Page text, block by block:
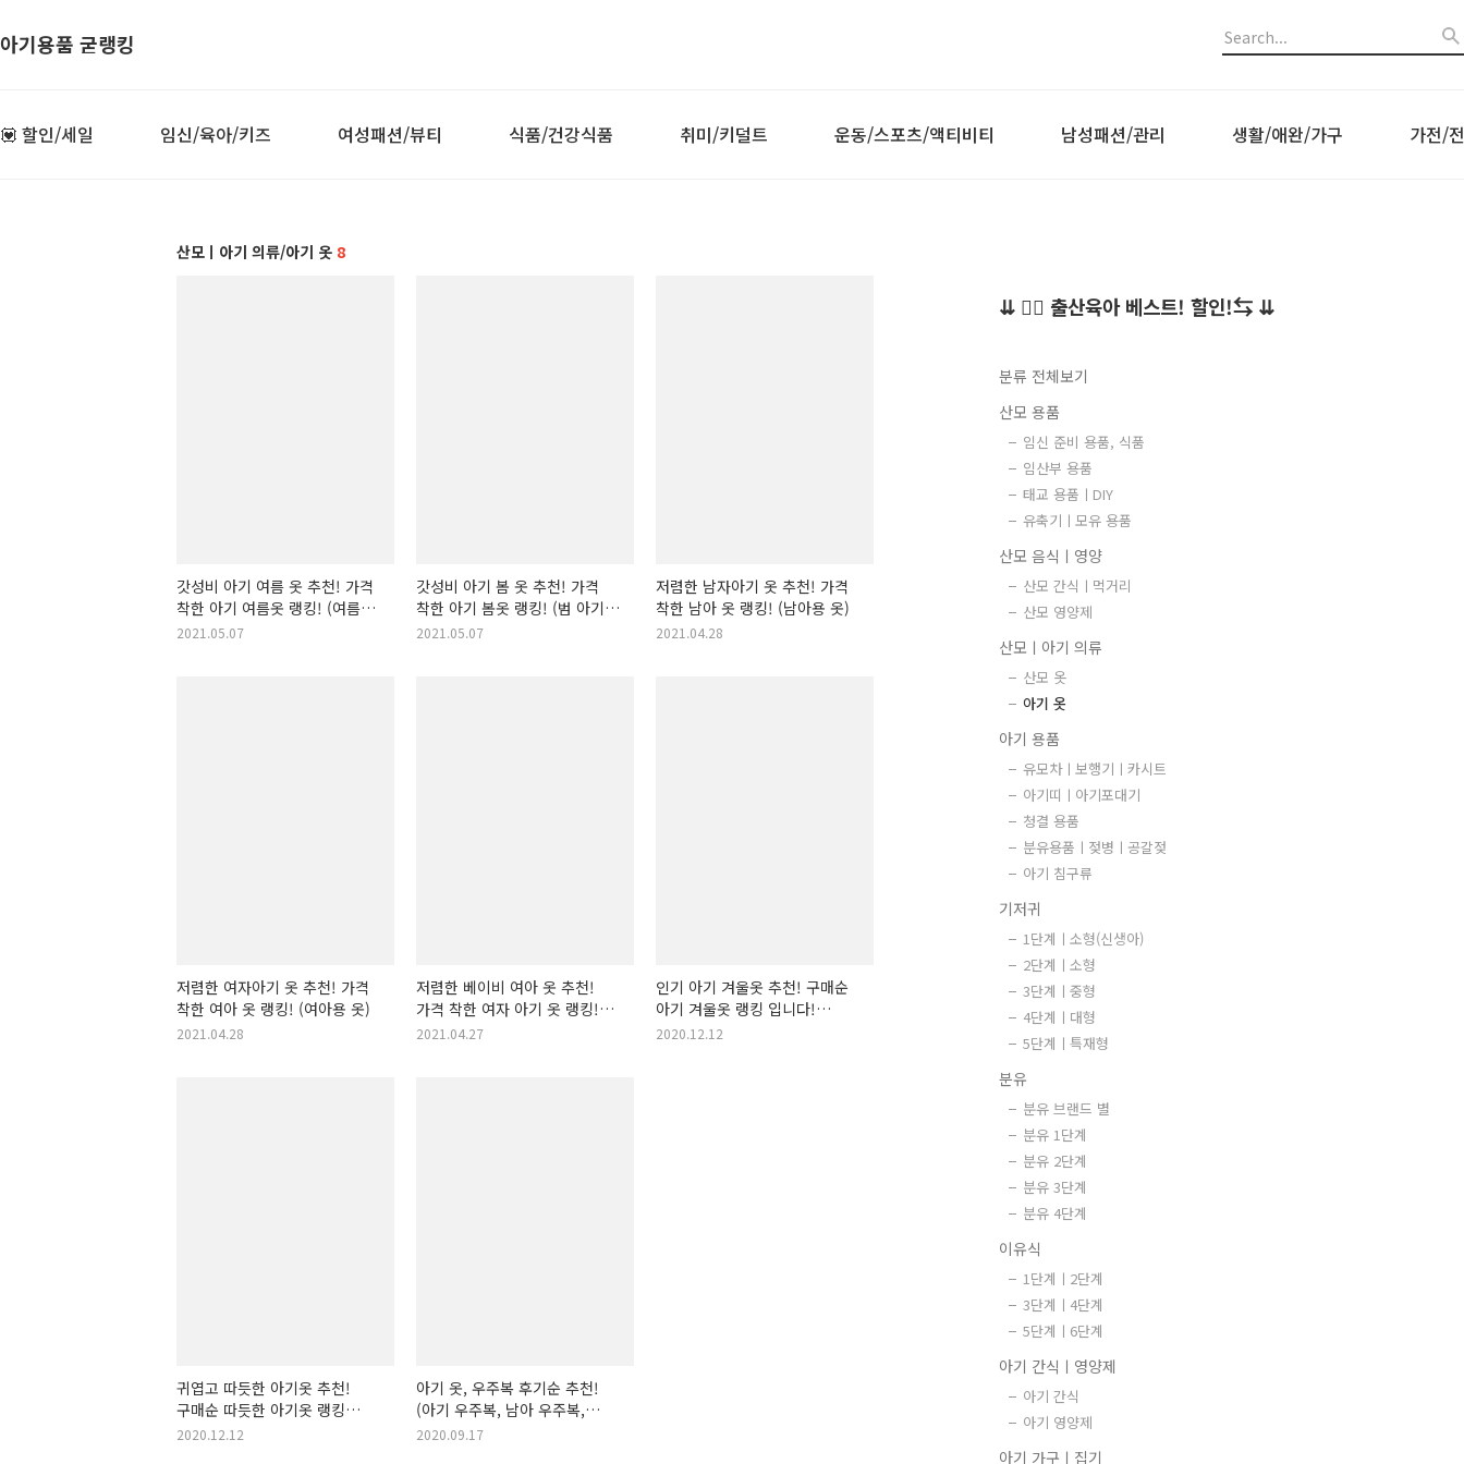
아기용품 굳랭킹
💟 할인/세일 임신/육아/키즈 여성패션/뷰티 식품/건강식품 취미/키덜트 운동/스포츠/액티비티 남성패션/관리 생활/애완/가구 가전/
산모ㅣ아기 의류/아기 옷 8
갓성비 아기 여름 옷 추천! 가격
착한 아기 여름옷 랭킹! (여름
아기 옷)
2021.05.07
갓성비 아기 봄 옷 추천! 가격
착한 아기 봄옷 랭킹! (범 아기
옷)
2021.05.07
저렴한 남자아기 옷 추천! 가격
착한 남아 옷 랭킹! (남아용 옷)
2021.04.28
저렴한 여자아기 옷 추천! 가격
착한 여아 옷 랭킹! (여아용 옷)
2021.04.28
저렴한 베이비 여아 옷 추천!
가격 착한 여자 아기 옷 랭킹!
(아가옷)
2021.04.27
인기 아기 겨울옷 추천! 구매순
아기 겨울옷 랭킹 입니다!
(아기겨울옷, 아기옷, 겨울
2020.12.12
귀엽고 따듯한 아기옷 추천!
구매순 따듯한 아기옷 랭킹
입니다! (아기옷 추천, 겨울
2020.12.12
아기 옷, 우주복 후기순 추천!
(아기 우주복, 남아 우주복,
남아우주복, 아기우주복, 여아
2020.09.17
⇊ 👍🏻 출산육아 베스트! 할인!⇆ ⇊
분류 전체보기
산모 용품
임신 준비 용품, 식품
임산부 용품
태교 용품ㅣDIY
유축기ㅣ모유 용품
산모 음식ㅣ영양
산모 간식ㅣ먹거리
산모 영양제
산모ㅣ아기 의류
산모 옷
아기 옷
아기 용품
유모차ㅣ보행기ㅣ카시트
아기띠ㅣ아기포대기
청결 용품
분유용품ㅣ젖병ㅣ공갈젖
아기 침구류
기저귀
1단계ㅣ소형(신생아)
2단계ㅣ소형
3단계ㅣ중형
4단계ㅣ대형
5단계ㅣ특재형
분유
분유 브랜드 별
분유 1단계
분유 2단계
분유 3단계
분유 4단계
이유식
1단계ㅣ2단계
3단계ㅣ4단계
5단계ㅣ6단계
아기 간식ㅣ영양제
아기 간식
아기 영양제
아기 가구ㅣ집기